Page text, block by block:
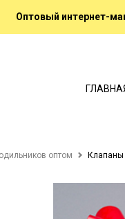
Оптовый интернет-
оптом Клапаны